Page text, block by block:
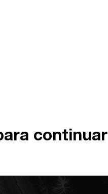
continuar